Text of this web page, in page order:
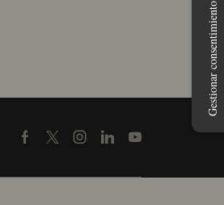
FacebookTwitterInstagram
LinkedinYoutube
Gestionar consentimiento